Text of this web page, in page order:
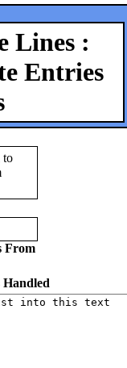
Lines :
Entries
to
From